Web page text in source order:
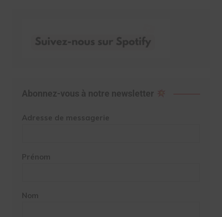
Abonnez-vous à notre newsletter
Adresse de messagerie
Prénom
Nom